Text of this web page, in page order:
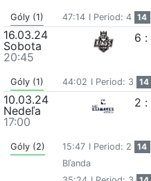
Góly (1) 47:14 I Period: 4 14
16.03.24
Sobota
20:45
6 :
Góly (1) 44:02 I Period: 3 14
10.03.24
Nedeľa
17:00
2 :
Góly (2) 15:47 I Period: 2 14
Bľanda